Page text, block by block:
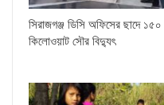
সিরাজগঞ্জ ডিসি অফিসের ছাদে ১৫০
কিলোওয়াট সৌর বিদ্যুৎ